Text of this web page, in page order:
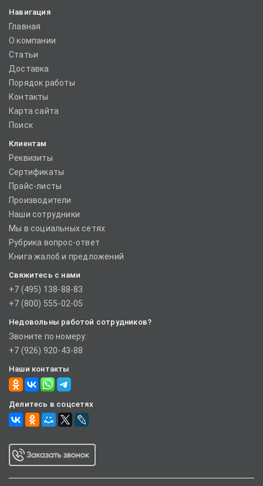
Навигация
Главная
О компании
Статьи
Доставка
Порядок работы
Контакты
Карта сайта
Поиск
Клиентам
Реквизиты
Сертификаты
Прайс-листы
Производители
Наши сотрудники
Мы в социальных сетях
Рубрика вопрос-ответ
Книга жалоб и предложений
Свяжитесь с нами
+7 (495) 138-88-83
+7 (800) 555-02-05
Недовольны работой сотрудников?
Звоните по номеру:
+7 (926) 920-43-88
Наши контакты
Делитесь в соцсетях